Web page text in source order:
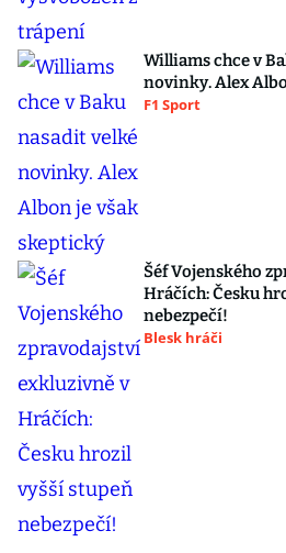
Williams chce v
novinky. Alex
F1 Sport
Šéf Vojenského
Hráčích: Česku
nebezpečí!
Blesk hráči